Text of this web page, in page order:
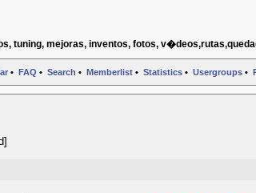
tuning, mejoras, inventos, fotos,
• FAQ • Search • Memberlist • Statistics • Usergroups •